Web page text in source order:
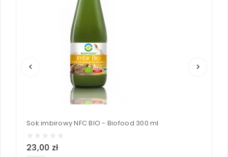
keyboard_arrow_left keyboard_arrow_right
Sok imbirowy NFC BIO - Biofood 300 ml
23,00 zł